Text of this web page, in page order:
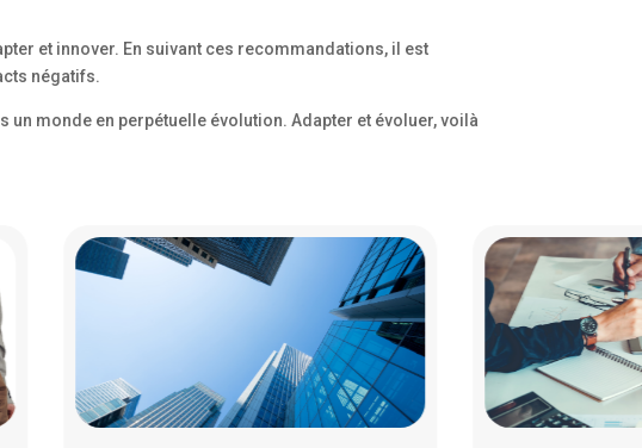
et innover. En suivant ces recommandations, il est
négatifs.
monde en perpétuelle évolution. Adapter et évoluer, voilà